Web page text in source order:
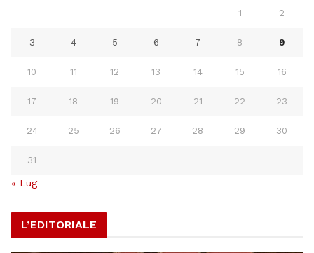
1 2
3 4 5 6 7 8 9
10 11 12 13 14 15 16
17 18 19 20 21 22 23
24 25 26 27 28 29 30
31
« Lug
L’EDITORIALE